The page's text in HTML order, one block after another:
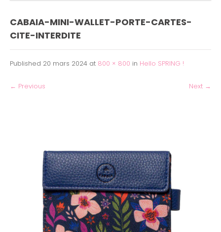
CABAIA-MINI-WALLET-PORTE-CARTES-
CITE-INTERDITE
Published 20 mars 2024 at 800 × 800 in Hello SPRING !
← Previous Next →